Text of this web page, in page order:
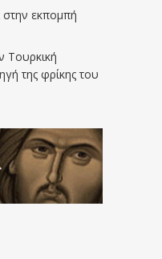
στην εκπομπή
Τουρκική
της φρίκης του